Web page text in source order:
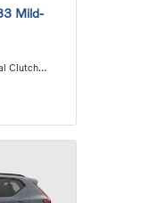
Mild-
Clutch